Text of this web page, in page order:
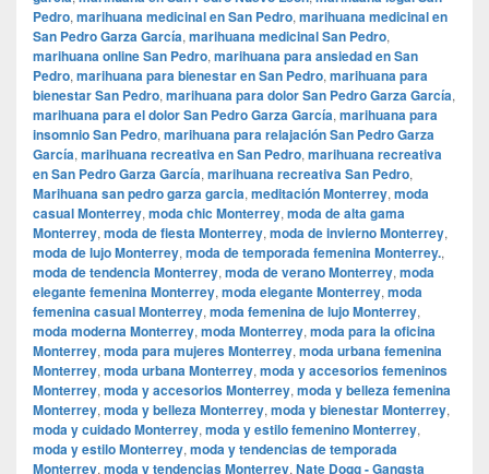
Pedro, marihuana medicinal en San Pedro, marihuana medicinal en
San Pedro Garza García, marihuana medicinal San Pedro,
marihuana online San Pedro, marihuana para ansiedad en San
Pedro, marihuana para bienestar en San Pedro, marihuana para
bienestar San Pedro, marihuana para dolor San Pedro Garza García,
marihuana para el dolor San Pedro Garza García, marihuana para
insomnio San Pedro, marihuana para relajación San Pedro Garza
García, marihuana recreativa en San Pedro, marihuana recreativa
en San Pedro Garza García, marihuana recreativa San Pedro,
Marihuana san pedro garza garcia, meditación Monterrey, moda
casual Monterrey, moda chic Monterrey, moda de alta gama
Monterrey, moda de fiesta Monterrey, moda de invierno Monterrey,
moda de lujo Monterrey, moda de temporada femenina Monterrey.,
moda de tendencia Monterrey, moda de verano Monterrey, moda
elegante femenina Monterrey, moda elegante Monterrey, moda
femenina casual Monterrey, moda femenina de lujo Monterrey,
moda moderna Monterrey, moda Monterrey, moda para la oficina
Monterrey, moda para mujeres Monterrey, moda urbana femenina
Monterrey, moda urbana Monterrey, moda y accesorios femeninos
Monterrey, moda y accesorios Monterrey, moda y belleza femenina
Monterrey, moda y belleza Monterrey, moda y bienestar Monterrey,
moda y cuidado Monterrey, moda y estilo femenino Monterrey,
moda y estilo Monterrey, moda y tendencias de temporada
Monterrey, moda y tendencias Monterrey, Nate Dogg - Gangsta